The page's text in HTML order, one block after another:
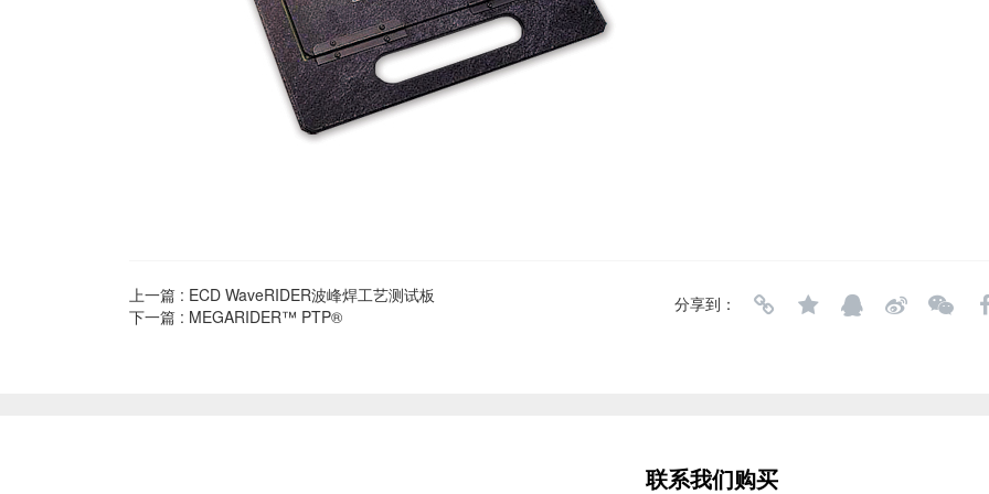
上一篇 : ECD WaveRIDER波峰焊工艺测试板
下一篇 : MEGARIDER™ PTP®
分享到：
联系我们购买